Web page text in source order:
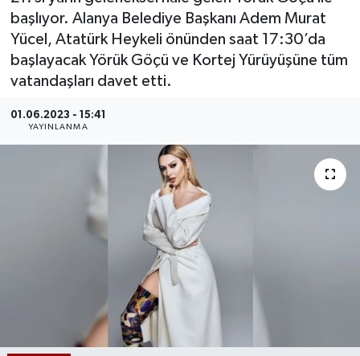
başlıyor. Alanya Belediye Başkanı Adem Murat
Yücel, Atatürk Heykeli önünden saat 17:30’da
başlayacak Yörük Göçü ve Kortej Yürüyüşüne tüm
vatandaşları davet etti.
01.06.2023 - 15:41
YAYINLANMA